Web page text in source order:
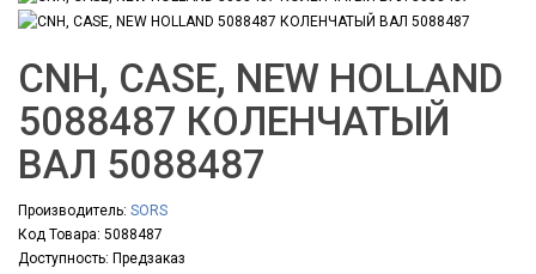
CNH, CASE, NEW HOLLAND
5088487 КОЛЕНЧАТЫЙ
ВАЛ 5088487
Производитель: SORS
Код Товара: 5088487
Доступность: Предзаказ